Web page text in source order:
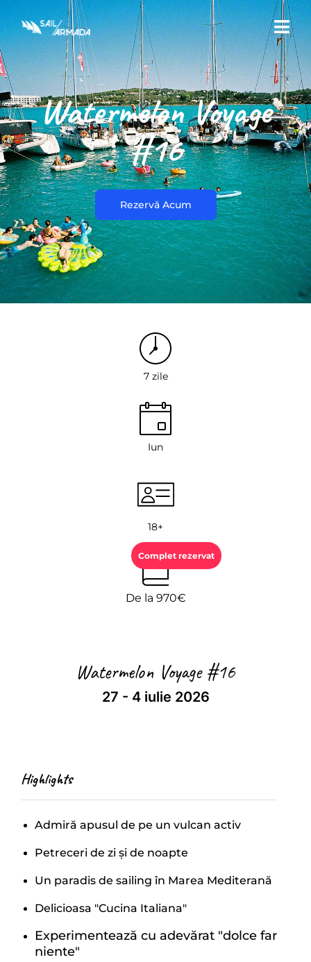
Watermelon Voyage
#16
Rezervă Acum
7 zile
Iun
18+
De la 970€
Complet rezervat
Watermelon Voyage #16
27 - 4 iulie 2026
Highlights
Admiră apusul de pe un vulcan activ
Petreceri de zi și de noapte
Un paradis de sailing în Marea Mediterană
Delicioasa "Cucina Italiana"
Experimentează cu adevărat "dolce far
niente"